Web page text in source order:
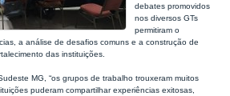
debates promovidos
nos diversos GTs
permitiram o
a análise de desafios comuns e a construção de
das instituições.
MG, “os grupos de trabalho trouxeram muitos
puderam compartilhar experiências exitosas,